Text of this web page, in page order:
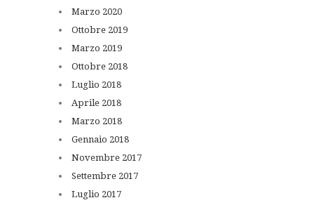
Marzo 2020
Ottobre 2019
Marzo 2019
Ottobre 2018
Luglio 2018
Aprile 2018
Marzo 2018
Gennaio 2018
Novembre 2017
Settembre 2017
Luglio 2017